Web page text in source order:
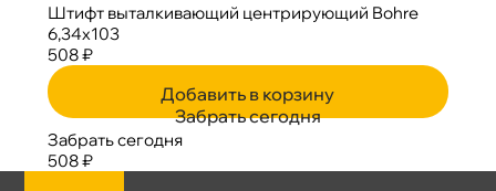
Штифт выталкивающий центрирующий Bohre
6,34х103
508 ₽
Добавить в корзину
Забрать сегодня
Забрать сегодня
508 ₽